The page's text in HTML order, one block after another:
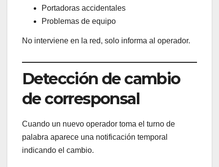
Portadoras accidentales
Problemas de equipo
No interviene en la red, solo informa al operador.
Detección de cambio
de corresponsal
Cuando un nuevo operador toma el turno de
palabra aparece una notificación temporal
indicando el cambio.